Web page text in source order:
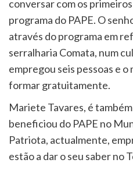
conversar com os
programa do PAPE. O
através do programa em
serralharia Comata, num
empregou seis pessoas e o
formar gratuitamente.
Mariete Tavares, é
beneficiou do PAPE no
Patriota, actualmente,
estão a dar o seu saber no